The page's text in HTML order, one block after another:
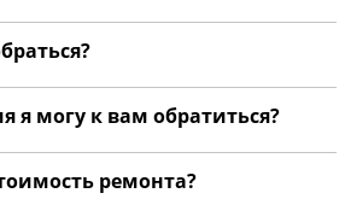
я могу к вам обратиться?
ремонта?